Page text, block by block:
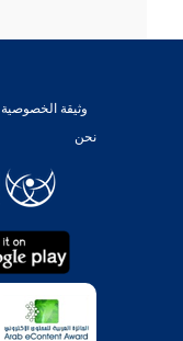
وثيقة الخصوصية
نحن